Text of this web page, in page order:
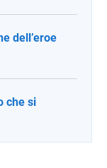
dell’eroe
che si